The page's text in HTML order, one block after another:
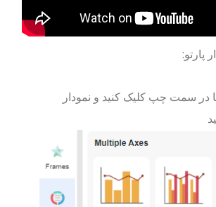
در سمت چپ کلیک کنید و نمودار